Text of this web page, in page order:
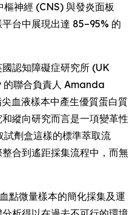
神經 (CNS) 與發炎面板
台中展現出達 85–95% 的
認知障礙症研究所 (UK
聯合負責人 Amanda
血液樣本中產生優質蛋白質
縱向研究而言是一項變革性
劑盒這樣的標準萃取流
合到遙距採集流程中，而無
點微量樣本的簡化採集及運